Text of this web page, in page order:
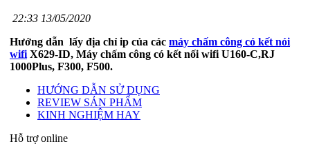
22:33 13/05/2020
Hướng dẫn lấy địa chỉ ip của các máy chấm công có kết nói
wifiX629-ID, Máy chấm công có kết nối wifi U160-C,RJ
1000Plus, F300, F500.
HƯỚNG DẪN SỬ DỤNG
REVIEW SẢN PHẨM
KINH NGHIỆM HAY
Hỗ trợ online